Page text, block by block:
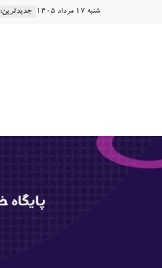
شنبه ۱۷ مرداد ۱۴۰۵ جدیدترین:
خبری
مصنوعی